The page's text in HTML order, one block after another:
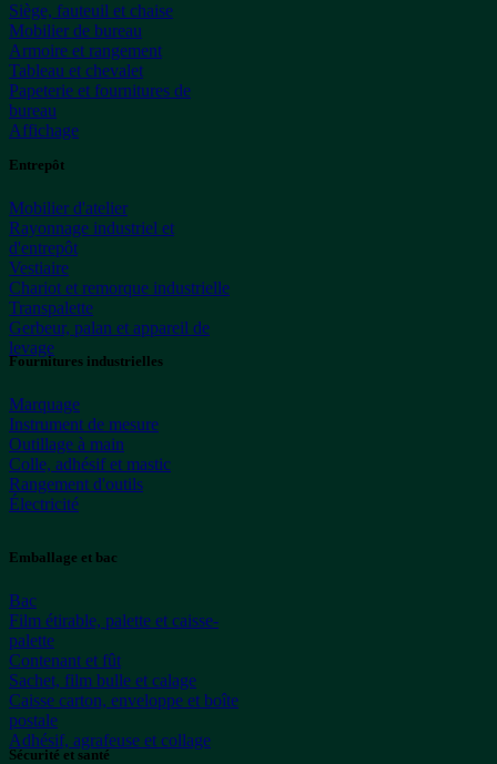
Siège, fauteuil et chaise
Mobilier de bureau
Armoire et rangement
Tableau et chevalet
Papeterie et fournitures de
bureau
Affichage
Entrepôt
Mobilier d'atelier
Rayonnage industriel et
d'entrepôt
Vestiaire
Chariot et remorque industrielle
Transpalette
Gerbeur, palan et appareil de
levage
Fournitures industrielles
Marquage
Instrument de mesure
Outillage à main
Colle, adhésif et mastic
Rangement d'outils
Électricité
Emballage et bac
Bac
Film étirable, palette et caisse-
palette
Contenant et fût
Sachet, film bulle et calage
Caisse carton, enveloppe et boîte
postale
Adhésif, agrafeuse et collage
Sécurité et santé